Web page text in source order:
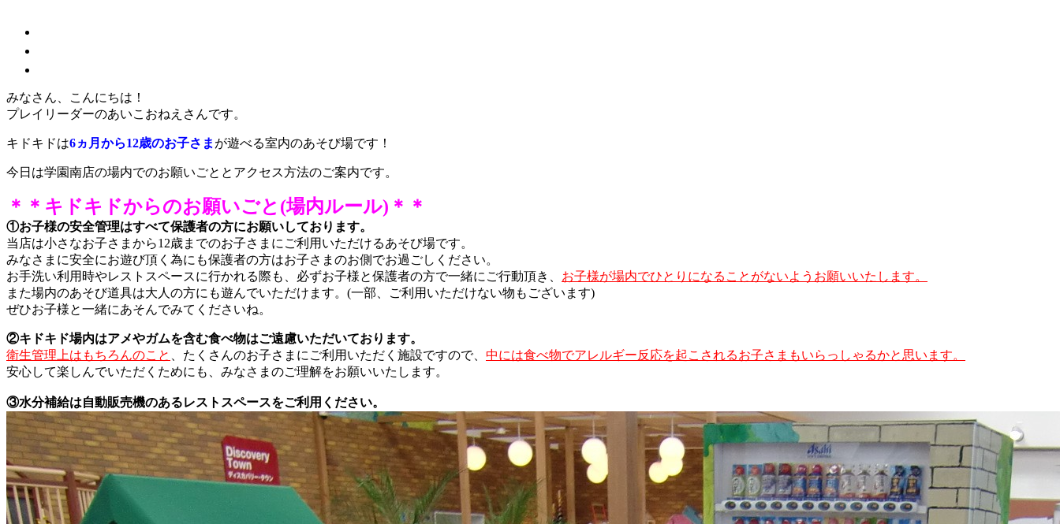
みなさん、こんにちは！
プレイリーダーのあいこおねえさんです。
キドキドは6ヵ月から12歳のお子さまが遊べる室内のあそび場です！
今日は学園南店の場内でのお願いごととアクセス方法のご案内です。
＊＊キドキドからのお願いごと(場内ルール)＊＊
①お子様の安全管理はすべて保護者の方にお願いしております。
当店は小さなお子さまから12歳までのお子さまにご利用いただけるあそび場です。
みなさまに安全にお遊び頂く為にも保護者の方はお子さまのお側でお過ごしください。
お手洗い利用時やレストスペースに行かれる際も、必ずお子様と保護者の方で一緒にご行動頂き、 お子様が場内でひとりになることがないようお願いいたします。
また場内のあそび道具は大人の方にも遊んでいただけます。(一部、ご利用いただけない物もございます)
ぜひお子様と一緒にあそんでみてくださいね。
②キドキド場内はアメやガムを含む食べ物はご遠慮いただいております。
衛生管理上はもちろんのこと 、たくさんのお子さまにご利用いただく施設ですので、 中には食べ物でアレルギー反応を起こされるお子さまもいらっしゃるかと思います。
安心して楽しんでいただくためにも、みなさまのご理解をお願いいたします。
③水分補給は自動販売機のあるレストスペースをご利用ください。